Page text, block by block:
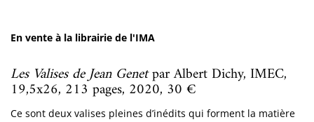
En vente à la librairie de l'IMA
Les Valises de Jean Genetpar Albert Dichy, IMEC,
19,5x26, 213 pages, 2020, 30 €
Ce sont deux valises pleines d’inédits qui forment la matière